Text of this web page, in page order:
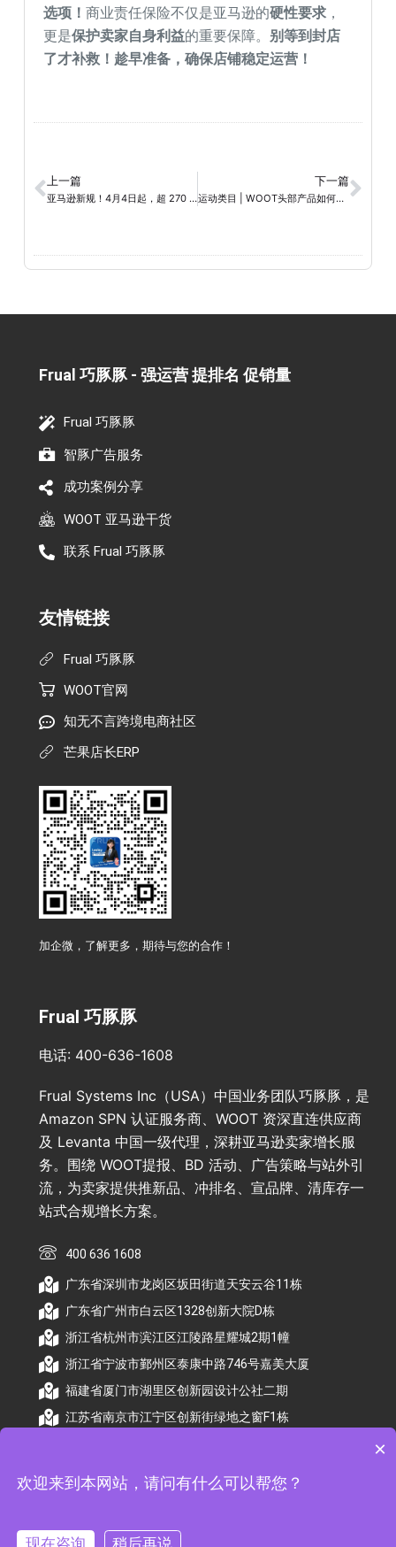
选项！商业责任保险不仅是亚马逊的硬性要求 ，
更是保护卖家自身利益的重要保障。 别等到封店
了才补救！趁早准备，确保店铺稳定运营！
上一篇
亚马逊新规！4月4日起，超 270 天的库存或将被移除！
下一篇
运动类目 | WOOT头部产品如何冲击Top1？
Frual 巧豚豚 - 强运营 提排名 促销量​
Frual 巧豚豚
智豚广告服务
成功案例分享
WOOT 亚马逊干货
联系 Frual 巧豚豚
友情链接
Frual 巧豚豚
WOOT官网
知无不言跨境电商社区
芒果店长ERP
加企微，了解更多，期待与您的合作！
Frual 巧豚豚
电话: 400-636-1608
Frual Systems Inc（USA）中国业务团队巧豚豚，是
Amazon SPN 认证服务商、WOOT 资深直连供应商
及 Levanta 中国一级代理，深耕亚马逊卖家增长服
务。围绕 WOOT提报、BD 活动、广告策略与站外引
流，为卖家提供推新品、冲排名、宣品牌、清库存一
站式合规增长方案。
400 636 1608
广东省深圳市龙岗区坂田街道天安云谷11栋
广东省广州市白云区1328创新大院D栋
浙江省杭州市滨江区江陵路星耀城2期1幢
浙江省宁波市鄞州区泰康中路746号嘉美大厦
福建省厦门市湖里区创新园设计公社二期
江苏省南京市江宁区创新街绿地之窗F1栋
×
欢迎来到本网站，请问有什么可以帮您？
现在咨询 稍后再说